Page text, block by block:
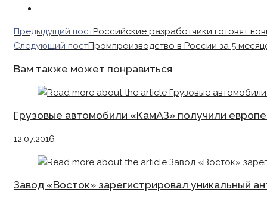
Read
more
Предыдущий постРоссийские разработчики готовят
Следующий постПромпроизводство в России за 5
Вам также может понравиться
Грузовые автомобили «КамАЗ» получили
12.07.2016
Завод «Восток» зарегистрировал уникальный